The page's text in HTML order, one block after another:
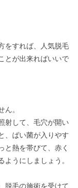
をすれば、人気脱毛
とが出来ればいいで
。
射して、毛穴が開い
、ばい菌が入りやす
と熱を帯びて、赤く
うにしましょう。
脱毛の施術を受けて